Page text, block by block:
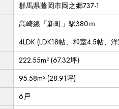
群馬県藤岡市岡之郷737-1
高崎線「新町」駅380ｍ
4LDK (LDK18帖、和室4.5帖、
222.55m² (67.32坪)
95.58m² (28.91坪)
6戸